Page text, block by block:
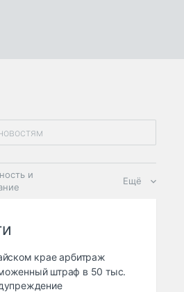
и
Ещё
крае арбитраж
штраф в 50 тыс.